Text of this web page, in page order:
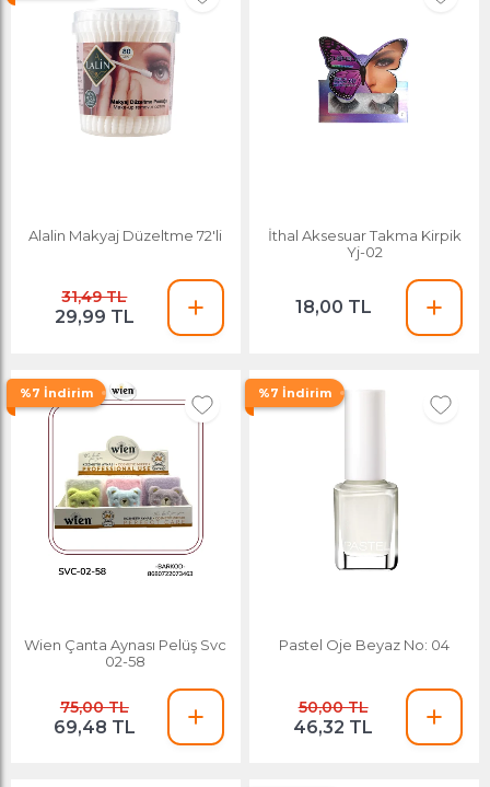
Alalin Makyaj Düzeltme 72'li
31,49 TL
29,99 TL
İthal Aksesuar Takma Kirpik
Yj-02
18,00 TL
%7 İndirim
Wien Çanta Aynası Pelüş Svc
02-58
75,00 TL
69,48 TL
%7 İndirim
Pastel Oje Beyaz No: 04
50,00 TL
46,32 TL